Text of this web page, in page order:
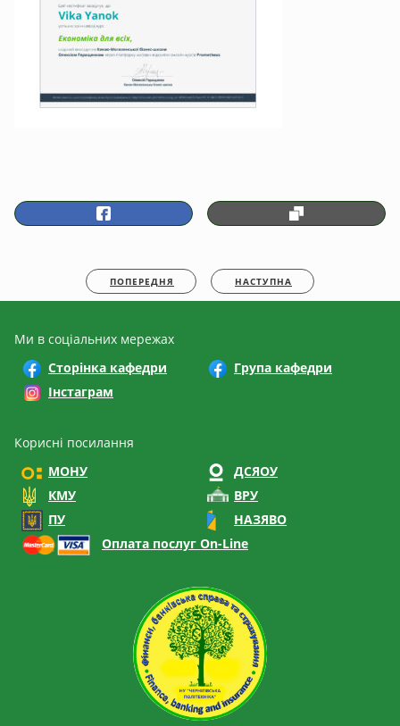
ПОПЕРЕДНЯ НАСТУПНА
Ми в соціальних мережах
Сторінка кафедри
Група кафедри
Інстаграм
Корисні посилання
МОНУ
ДСЯОУ
КМУ
ВРУ
ПУ
НАЗЯВО
Оплата послуг On-Line